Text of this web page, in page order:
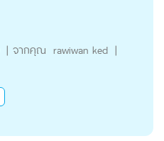
| จากคุณ rawiwan ked |